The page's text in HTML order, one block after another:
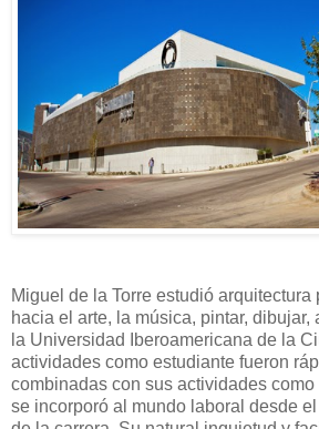
Miguel de la Torre estudió arquitectura
hacia el arte, la música, pintar, dibujar,
la Universidad Iberoamericana de la
actividades como estudiante fueron
combinadas con sus actividades
se incorporó al mundo laboral desde